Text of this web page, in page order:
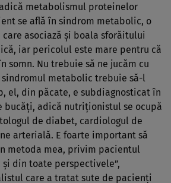
metabolismul proteinelor
se află în sindrom metabolic, o
asociază şi boala sforăitului
iar pericolul este mare pentru că
somn. Nu trebuie să ne jucăm cu
metabolic trebuie să-l
el, din păcate, e subdiagnosticat în
bucăţi, adică nutriţionistul se ocupă
de diabet, cardiologul de
arterială. E foarte important să
metoda mea, privim pacientul
din toate perspectivele”,
care a tratat sute de pacienţi